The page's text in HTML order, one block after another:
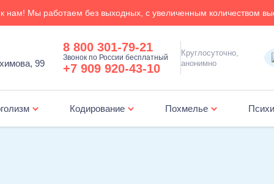
нам! Мы работаем без выходных, с увеличенным количеством
99
8 800 301-79-21
Звонок по России бесплатный
+7 909 920-43-10
Круглосуточно,
анонимно
Кодирование Похмелье